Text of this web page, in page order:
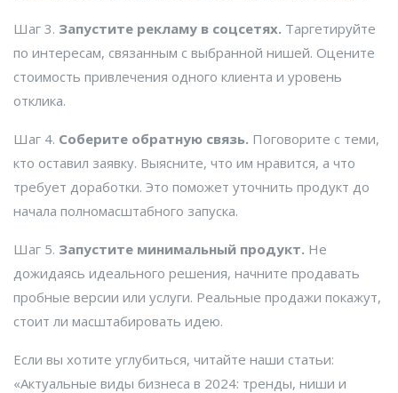
Шаг 3. Запустите рекламу в соцсетях. Таргетируйте
по интересам, связанным с выбранной нишей. Оцените
стоимость привлечения одного клиента и уровень
отклика.
Шаг 4. Соберите обратную связь. Поговорите с теми,
кто оставил заявку. Выясните, что им нравится, а что
требует доработки. Это поможет уточнить продукт до
начала полномасштабного запуска.
Шаг 5. Запустите минимальный продукт. Не
дожидаясь идеального решения, начните продавать
пробные версии или услуги. Реальные продажи покажут,
стоит ли масштабировать идею.
Если вы хотите углубиться, читайте наши статьи:
«Актуальные виды бизнеса в 2024: тренды, ниши и